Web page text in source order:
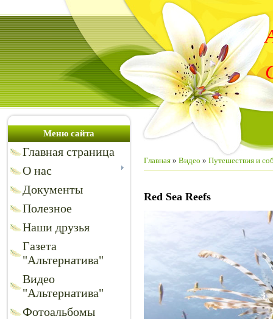
Меню сайта
Главная страница
О нас
Документы
Полезное
Наши друзья
Газета
"Альтернатива"
Видео
"Альтернатива"
Фотоальбомы
Главная » Видео » Путешествия и
Red Sea Reefs